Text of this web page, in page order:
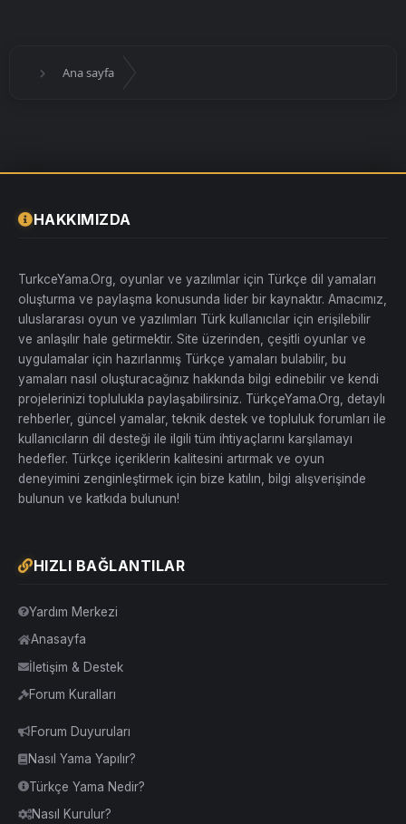
Ana sayfa
HAKKIMIZDA
TurkceYama.Org, oyunlar ve yazılımlar için Türkçe dil yamaları
oluşturma ve paylaşma konusunda lider bir kaynaktır. Amacımız,
uluslararası oyun ve yazılımları Türk kullanıcılar için erişilebilir
ve anlaşılır hale getirmektir. Site üzerinden, çeşitli oyunlar ve
uygulamalar için hazırlanmış Türkçe yamaları bulabilir, bu
yamaları nasıl oluşturacağınız hakkında bilgi edinebilir ve kendi
projelerinizi toplulukla paylaşabilirsiniz. TürkçeYama.Org, detaylı
rehberler, güncel yamalar, teknik destek ve topluluk forumları ile
kullanıcıların dil desteği ile ilgili tüm ihtiyaçlarını karşılamayı
hedefler. Türkçe içeriklerin kalitesini artırmak ve oyun
deneyimini zenginleştirmek için bize katılın, bilgi alışverişinde
bulunun ve katkıda bulunun!
HIZLI BAĞLANTILAR
Yardım Merkezi
Anasayfa
İletişim & Destek
Forum Kuralları
Forum Duyuruları
Nasıl Yama Yapılır?
Türkçe Yama Nedir?
Nasıl Kurulur?